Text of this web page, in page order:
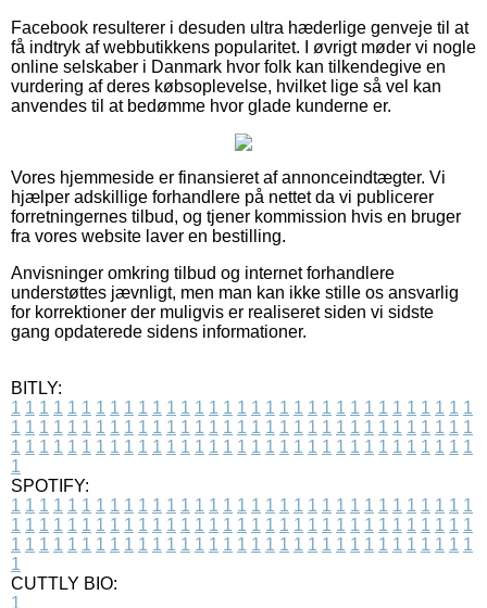
Facebook resulterer i desuden ultra hæderlige genveje til at
få indtryk af webbutikkens popularitet. I øvrigt møder vi nogle
online selskaber i Danmark hvor folk kan tilkendegive en
vurdering af deres købsoplevelse, hvilket lige så vel kan
anvendes til at bedømme hvor glade kunderne er.
Vores hjemmeside er finansieret af annonceindtægter. Vi
hjælper adskillige forhandlere på nettet da vi publicerer
forretningernes tilbud, og tjener kommission hvis en bruger
fra vores website laver en bestilling.
Anvisninger omkring tilbud og internet forhandlere
understøttes jævnligt, men man kan ikke stille os ansvarlig
for korrektioner der muligvis er realiseret siden vi sidste
gang opdaterede sidens informationer.
BITLY:
1 1 1 1 1 1 1 1 1 1 1 1 1 1 1 1 1 1 1 1 1 1 1 1 1 1 1 1 1 1 1 1 1
1 1 1 1 1 1 1 1 1 1 1 1 1 1 1 1 1 1 1 1 1 1 1 1 1 1 1 1 1 1 1 1 1
1 1 1 1 1 1 1 1 1 1 1 1 1 1 1 1 1 1 1 1 1 1 1 1 1 1 1 1 1 1 1 1 1
1
SPOTIFY:
1 1 1 1 1 1 1 1 1 1 1 1 1 1 1 1 1 1 1 1 1 1 1 1 1 1 1 1 1 1 1 1 1
1 1 1 1 1 1 1 1 1 1 1 1 1 1 1 1 1 1 1 1 1 1 1 1 1 1 1 1 1 1 1 1 1
1 1 1 1 1 1 1 1 1 1 1 1 1 1 1 1 1 1 1 1 1 1 1 1 1 1 1 1 1 1 1 1 1
1
CUTTLY BIO:
1